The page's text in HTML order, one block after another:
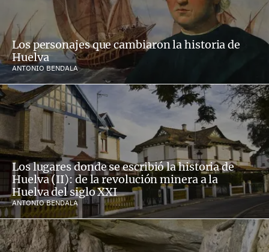
Los personajes que cambiaron la historia de
Huelva
ANTONIO BENDALA
Los lugares donde se escribió la historia de
Huelva (II): de la revolución minera a la
Huelva del siglo XXI
ANTONIO BENDALA